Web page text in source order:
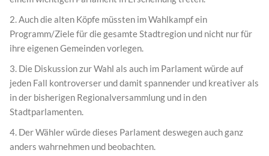
2. Auch die alten Köpfe müssten im Wahlkampf ein
Programm/Ziele für die gesamte Stadtregion und nicht nur für
ihre eigenen Gemeinden vorlegen.
3. Die Diskussion zur Wahl als auch im Parlament würde auf
jeden Fall kontroverser und damit spannender und kreativer als
in der bisherigen Regionalversammlung und in den
Stadtparlamenten.
4. Der Wähler würde dieses Parlament deswegen auch ganz
anders wahrnehmen und beobachten.